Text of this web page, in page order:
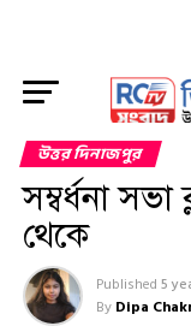
উত্তর দিনাজপুর
সম্বর্ধনা
থেকে
Published 5
By Dipa